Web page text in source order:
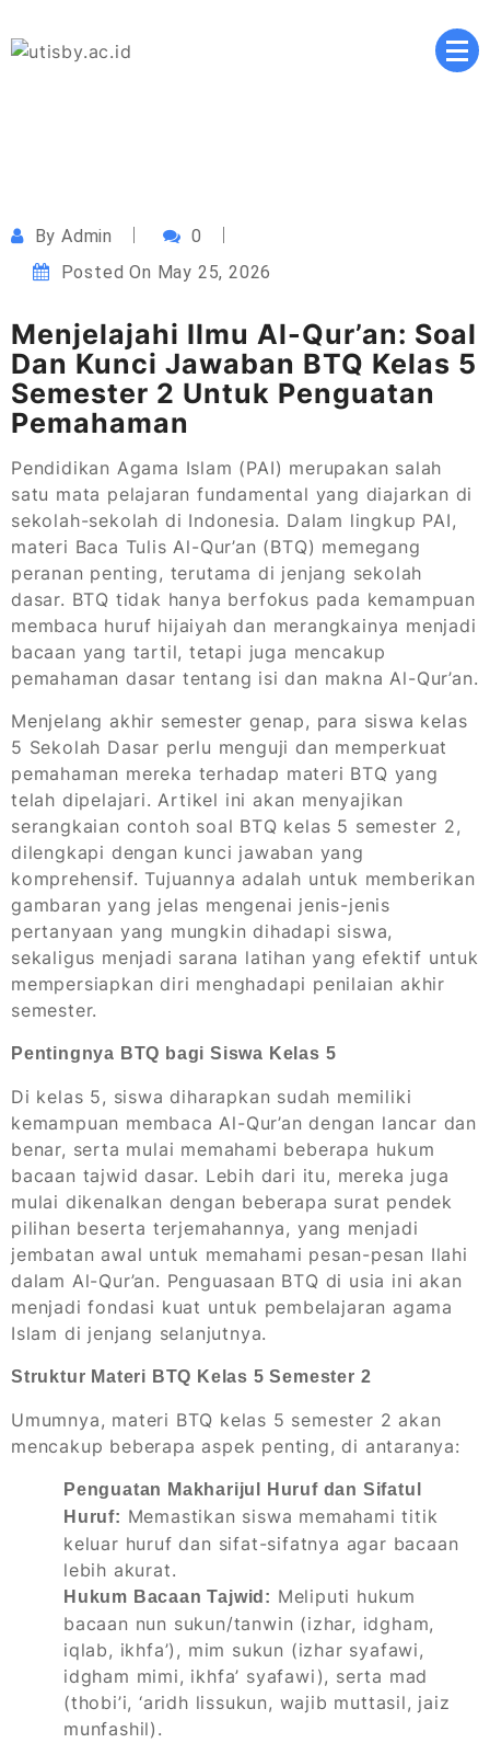
to
content
Masa Depan Cerah, Pendidikan Berkualitas, Inovasi
ByAdmin
0
Posted On May 25, 2026
Menjelajahi Ilmu Al-Qur’an: Soal
Dan Kunci Jawaban BTQ Kelas 5
Semester 2 Untuk Penguatan
Pemahaman
Pendidikan Agama Islam (PAI) merupakan salah
satu mata pelajaran fundamental yang diajarkan di
sekolah-sekolah di Indonesia. Dalam lingkup PAI,
materi Baca Tulis Al-Qur’an (BTQ) memegang
peranan penting, terutama di jenjang sekolah
dasar. BTQ tidak hanya berfokus pada kemampuan
membaca huruf hijaiyah dan merangkainya menjadi
bacaan yang tartil, tetapi juga mencakup
pemahaman dasar tentang isi dan makna Al-Qur’an.
Menjelang akhir semester genap, para siswa kelas
5 Sekolah Dasar perlu menguji dan memperkuat
pemahaman mereka terhadap materi BTQ yang
telah dipelajari. Artikel ini akan menyajikan
serangkaian contoh soal BTQ kelas 5 semester 2,
dilengkapi dengan kunci jawaban yang
komprehensif. Tujuannya adalah untuk memberikan
gambaran yang jelas mengenai jenis-jenis
pertanyaan yang mungkin dihadapi siswa,
sekaligus menjadi sarana latihan yang efektif untuk
mempersiapkan diri menghadapi penilaian akhir
semester.
Pentingnya BTQ bagi Siswa Kelas 5
Di kelas 5, siswa diharapkan sudah memiliki
kemampuan membaca Al-Qur’an dengan lancar dan
benar, serta mulai memahami beberapa hukum
bacaan tajwid dasar. Lebih dari itu, mereka juga
mulai dikenalkan dengan beberapa surat pendek
pilihan beserta terjemahannya, yang menjadi
jembatan awal untuk memahami pesan-pesan Ilahi
dalam Al-Qur’an. Penguasaan BTQ di usia ini akan
menjadi fondasi kuat untuk pembelajaran agama
Islam di jenjang selanjutnya.
Struktur Materi BTQ Kelas 5 Semester 2
Umumnya, materi BTQ kelas 5 semester 2 akan
mencakup beberapa aspek penting, di antaranya:
Penguatan Makharijul Huruf dan Sifatul
Huruf: Memastikan siswa memahami titik
keluar huruf dan sifat-sifatnya agar bacaan
lebih akurat.
Hukum Bacaan Tajwid: Meliputi hukum
bacaan nun sukun/tanwin (izhar, idgham,
iqlab, ikhfa’), mim sukun (izhar syafawi,
idgham mimi, ikhfa’ syafawi), serta mad
(thobi’i, ‘aridh lissukun, wajib muttasil, jaiz
munfashil).